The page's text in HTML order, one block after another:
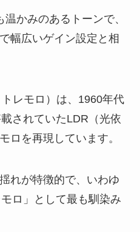
かみのあるトーンで、
幅広いゲイン設定と相
レモロ）は、1960年代
されていたLDR（光依
ロを再現しています。
れが特徴的で、いわゆ
ロ」として最も馴染み